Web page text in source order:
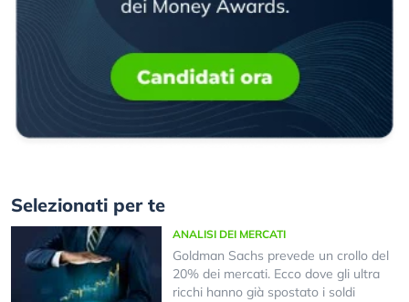
Selezionati per te
ANALISI DEI MERCATI
Goldman Sachs prevede un crollo del
20% dei mercati. Ecco dove gli ultra
ricchi hanno già spostato i soldi